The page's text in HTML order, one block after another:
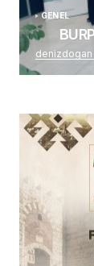
GENEL
denizdogan